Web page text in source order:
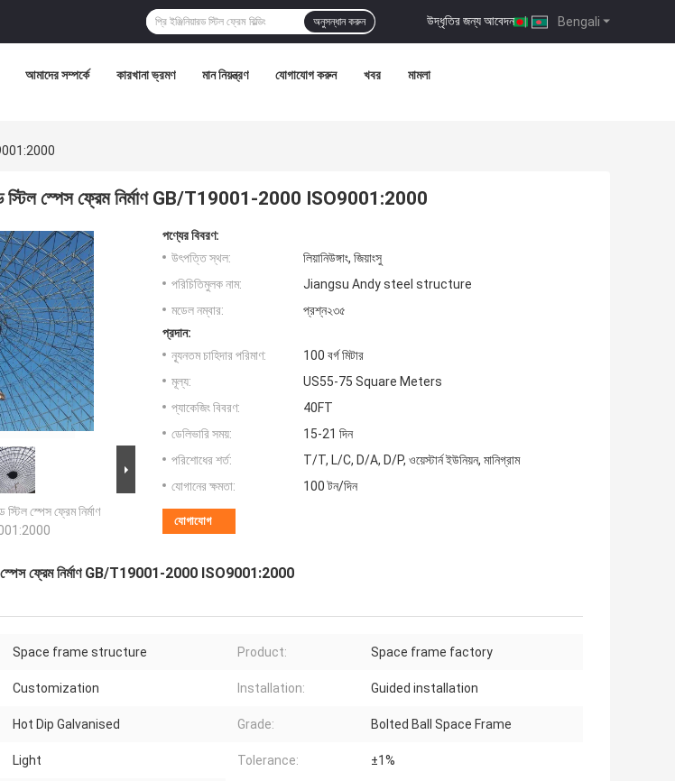
Bengali
উদ্ধৃতির জন্য আবেদন |
অনুসন্ধান করুন
আমাদের সম্পর্কে কারখানা ভ্রমণ মান নিয়ন্ত্রণ যোগাযোগ করুন খবর মামলা
স্টিল স্পেস ফ্রেম নির্মাণ GB/T19001-2000 ISO9001:2000
স্পেস ফ্রেম নির্মাণ
পণ্যের বিবরণ:
উৎপত্তি স্থল:
লিয়ানিউঙ্গাং, জিয়াংসু
পরিচিতিমুলক নাম:
Jiangsu Andy steel structure
মডেল নম্বার:
প্রশ্ন২৩৫
প্রদান:
ন্যূনতম চাহিদার পরিমাণ:
100 বর্গ মিটার
মূল্য:
US55-75 Square Meters
প্যাকেজিং বিবরণ:
40FT
ডেলিভারি সময়:
15-21 দিন
পরিশোধের শর্ত:
T/T, L/C, D/A, D/P, ওয়েস্টার্ন ইউনিয়ন, মানিগ্রাম
যোগানের ক্ষমতা:
100 টন/দিন
যোগাযোগ
স্পেস ফ্রেম নির্মাণ GB/T19001-2000 ISO9001:2000
Space frame structure Product: Space frame factory
Customization Installation: Guided installation
Hot Dip Galvanised Grade: Bolted Ball Space Frame
Light Tolerance: ±1%